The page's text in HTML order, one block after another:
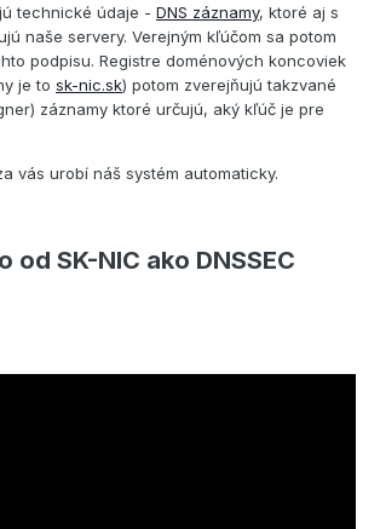
technické údaje - DNS záznamy, ktoré aj s
naše servery. Verejným kľúčom sa potom
podpisu. Registre doménových koncoviek
je to sk-nic.sk) potom zverejňujú takzvané
záznamy ktoré určujú, aký kľúč je pre
vás urobí náš systém automaticky.
od SK-NIC ako DNSSEC